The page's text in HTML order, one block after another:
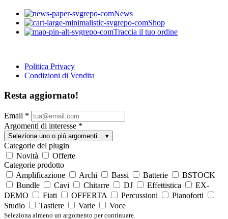
News
Shop
Traccia il tuo ordine
Politica Privacy
Condizioni di Vendita
Resta aggiornato!
Email *
Argomenti di interesse *
Seleziona uno o più argomenti... ▾
Categorie del plugin
Novità
Offerte
Categorie prodotto
Amplificazione
Archi Bassi Batterie
BSTOCK
Bundle
Cavi Chitarre DJ Effettistica
EX-
DEMO
Fiati OFFERTA Percussioni
Pianoforti
Studio
Tastiere Varie Voce
Seleziona almeno un argomento per continuare.